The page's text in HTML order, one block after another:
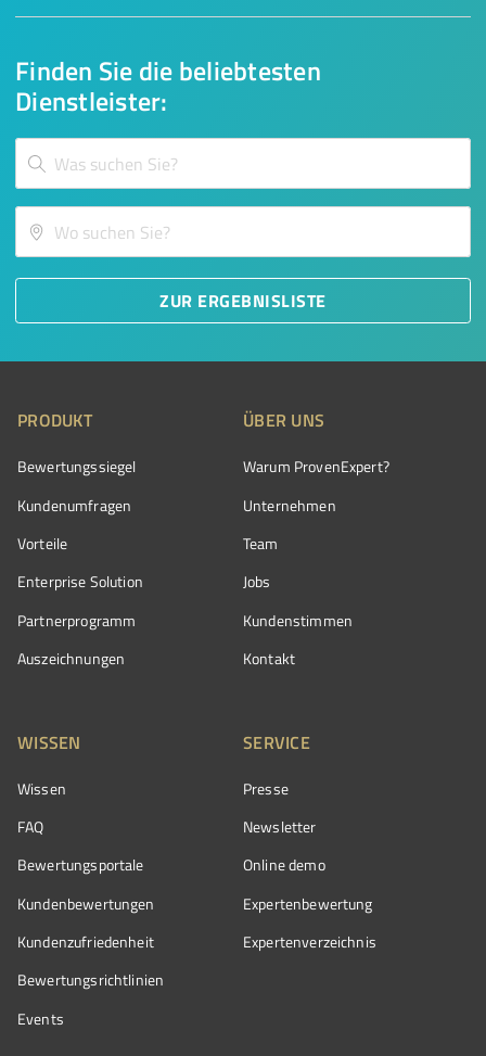
Finden Sie die beliebtesten
Dienstleister:
ZUR ERGEBNISLISTE
PRODUKT
Bewertungssiegel
Kundenumfragen
Vorteile
Enterprise Solution
Partnerprogramm
Auszeichnungen
ÜBER UNS
Warum ProvenExpert?
Unternehmen
Team
Jobs
Kundenstimmen
Kontakt
WISSEN
Wissen
FAQ
Bewertungsportale
Kundenbewertungen
Kundenzufriedenheit
Bewertungs­richtlinien
Events
SERVICE
Presse
Newsletter
Online demo
Expertenbewertung
Expertenverzeichnis